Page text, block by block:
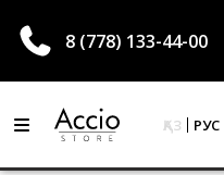
8 (778) 133-44-00
ҚАЗ РУС